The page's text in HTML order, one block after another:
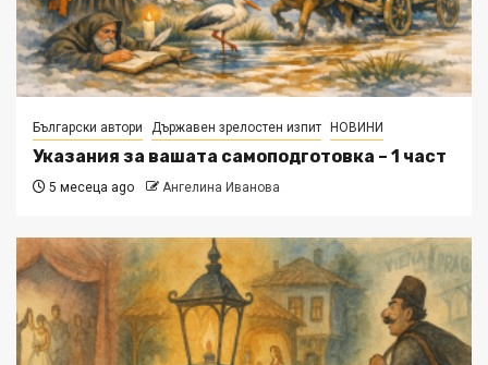
Български автори Държавен зрелостен изпит НОВИНИ
Указания за вашата самоподготовка – 1 част
5 месеца ago Ангелина Иванова